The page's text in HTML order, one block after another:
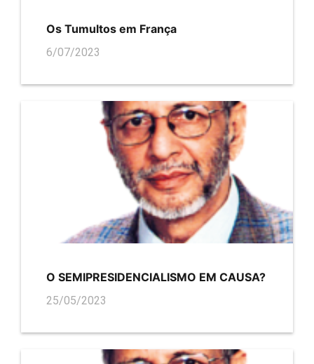
Os Tumultos em França
6/07/2023
O SEMIPRESIDENCIALISMO EM CAUSA?
25/05/2023